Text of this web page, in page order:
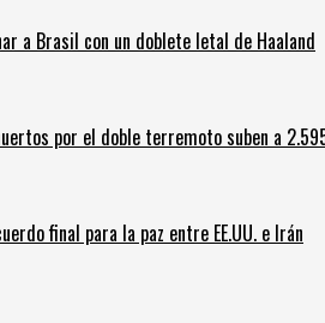
a Brasil con un doblete letal de Haaland
por el doble terremoto suben a
final para la paz entre EE.UU. e Irán